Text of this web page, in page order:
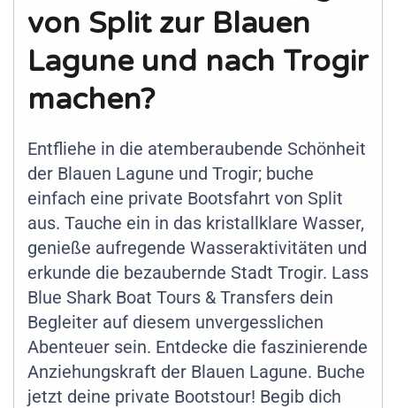
von Split zur Blauen
Lagune und nach Trogir
machen?
Entfliehe in die atemberaubende Schönheit
der Blauen Lagune und Trogir; buche
einfach eine private Bootsfahrt von Split
aus. Tauche ein in das kristallklare Wasser,
genieße aufregende Wasseraktivitäten und
erkunde die bezaubernde Stadt Trogir. Lass
Blue Shark Boat Tours & Transfers dein
Begleiter auf diesem unvergesslichen
Abenteuer sein. Entdecke die faszinierende
Anziehungskraft der Blauen Lagune. Buche
jetzt deine private Bootstour! Begib dich